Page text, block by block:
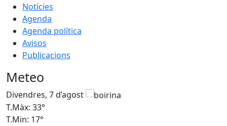
Notícies
Agenda
Agenda política
Avisos
Publicacions
Meteo
Divendres, 7 d’agost
T.Màx: 33°
T.Min: 17°